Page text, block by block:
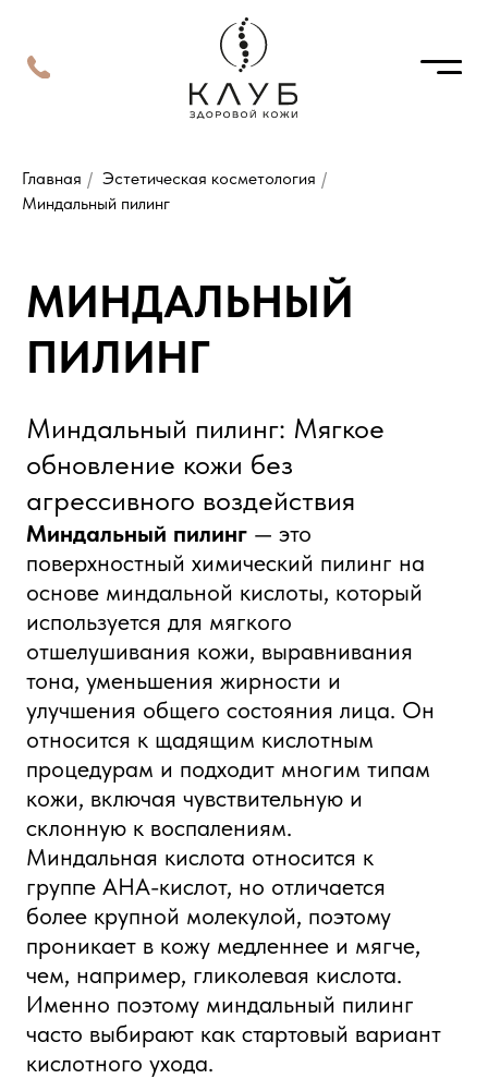
Главная / Эстетическая косметология /
Миндальный пилинг
ПИЛИНГ
Миндальный пилинг: Мягкое
агрессивного воздействия
Миндальный пилинг— это
поверхностный химический пилинг на
основе миндальной кислоты, который
используется для мягкого
отшелушивания кожи, выравнивания
тона, уменьшения жирности и
улучшения общего состояния лица. Он
относится к щадящим кислотным
процедурам и подходит многим типам
кожи, включая чувствительную и
склонную к воспалениям.
Миндальная кислота относится к
группе AHA-кислот, но отличается
более крупной молекулой, поэтому
проникает в кожу медленнее и мягче,
чем, например, гликолевая кислота.
Именно поэтому миндальный пилинг
часто выбирают как стартовый вариант
кислотного ухода.
Глубоко очищает кожу
Способствует сужению и
очищению расширенных пор
Выравнивает поверхность кожи,
делает её более гладкой